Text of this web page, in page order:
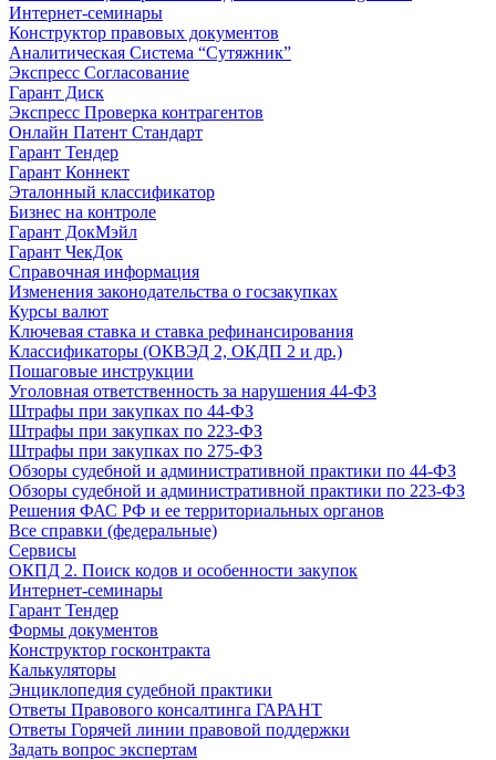
Интернет-семинары
Конструктор правовых документов
Аналитическая Система “Сутяжник”
Экспресс Согласование
Гарант Диск
Экспресс Проверка контрагентов
Онлайн Патент Стандарт
Гарант Тендер
Гарант Коннект
Эталонный классификатор
Бизнес на контроле
Гарант ДокМэйл
Гарант ЧекДок
Справочная информация
Изменения законодательства о госзакупках
Курсы валют
Ключевая ставка и ставка рефинансирования
Классификаторы (ОКВЭД 2, ОКДП 2 и др.)
Пошаговые инструкции
Уголовная ответственность за нарушения 44-ФЗ
Штрафы при закупках по 44-ФЗ
Штрафы при закупках по 223-ФЗ
Штрафы при закупках по 275-ФЗ
Обзоры судебной и административной практики по 44-ФЗ
Обзоры судебной и административной практики по 223-ФЗ
Решения ФАС РФ и ее территориальных органов
Все справки (федеральные)
Сервисы
ОКПД 2. Поиск кодов и особенности закупок
Интернет-семинары
Гарант Тендер
Формы документов
Конструктор госконтракта
Калькуляторы
Энциклопедия судебной практики
Ответы Правового консалтинга ГАРАНТ
Ответы Горячей линии правовой поддержки
Задать вопрос экспертам